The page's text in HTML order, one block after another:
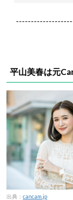
平山美春は元
出典： cancam.jp